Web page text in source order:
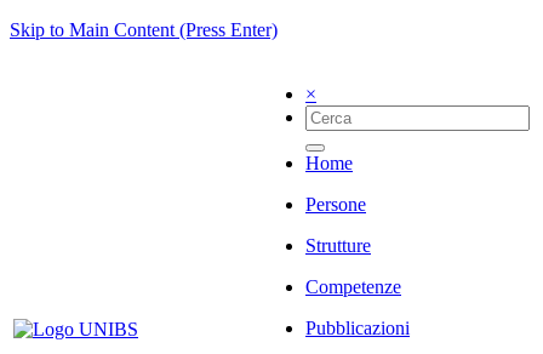
Skip to Main Content (Press Enter)
×
Home
Persone
Strutture
Competenze
Pubblicazioni